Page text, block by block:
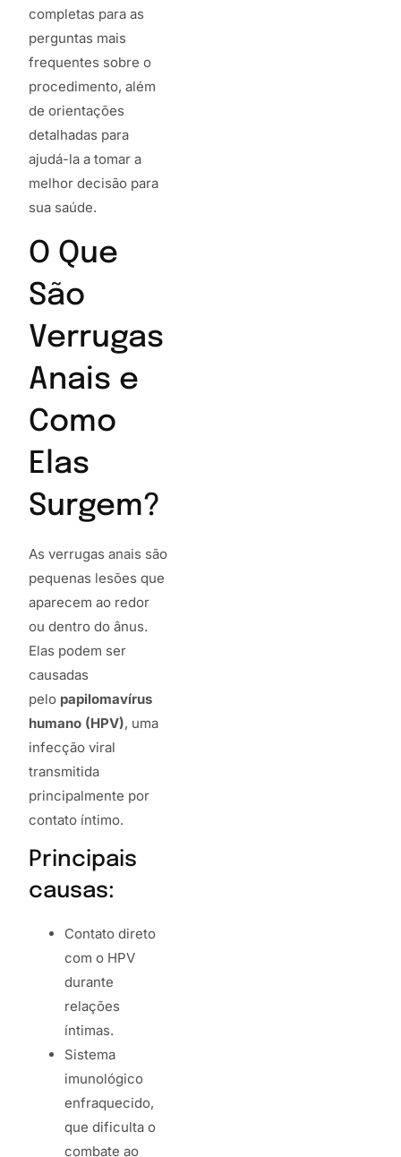
completas para as
perguntas mais
frequentes sobre o
procedimento, além
de orientações
detalhadas para
ajudá-la a tomar a
melhor decisão para
sua saúde.
O Que
São
Verrugas
Anais e
Como
Elas
Surgem?
As verrugas anais são
pequenas lesões que
aparecem ao redor
ou dentro do ânus.
Elas podem ser
causadas
pelo papilomavírus
humano (HPV), uma
infecção viral
transmitida
principalmente por
contato íntimo.
Principais
causas:
Contato direto
com o HPV
durante
relações
íntimas.
Sistema
imunológico
enfraquecido,
que dificulta o
combate ao